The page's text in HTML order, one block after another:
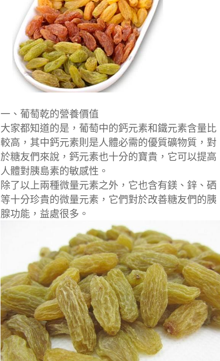
一、葡萄乾的營養價值
大家都知道的是，葡萄中的鈣元素和鐵元素含量比
較高，其中鈣元素則是人體必需的優質礦物質，對
於糖友們來說，鈣元素也十分的寶貴，它可以提高
人體對胰島素的敏感性。
除了以上兩種微量元素之外，它也含有鎂、鋅、硒
等十分珍貴的微量元素，它們對於改善糖友們的胰
腺功能，益處很多。